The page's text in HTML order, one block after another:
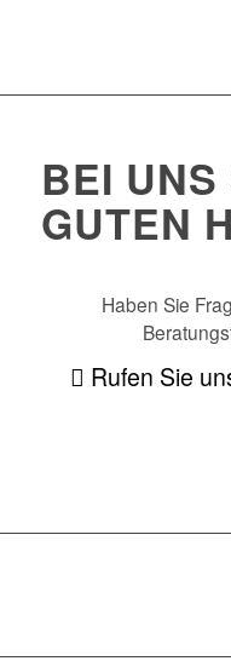
BEI UNS
GUTEN
Haben Sie
Rufen Sie